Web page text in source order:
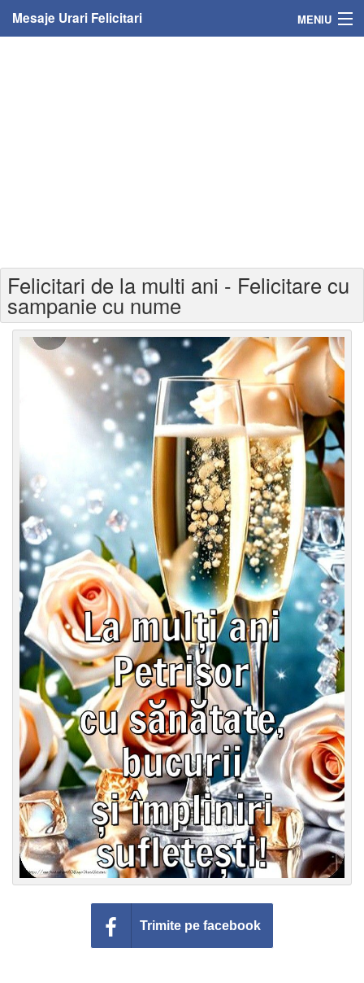
Mesaje Urari Felicitari MENIU
Felicitari varsta
Felicitari zilele anului
Felicitari zile saptamana
Felicitari muzicale
Felicitari muzicale personalizate
Felicitari animate
Invitatii personalizate
Conecteaza-te
Felicitari de la multi ani - Felicitare cu
sampanie cu nume
Trimite pe facebook